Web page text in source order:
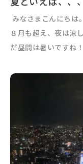
みなさまこんにち
８月も超え、夜は涼
だ昼間は暑いですね！